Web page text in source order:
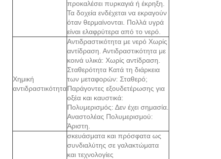
προκαλέσει πυρκαγιά ή έκρηξη.
Τα δοχεία ενδέχεται να εκραγούν
όταν θερμαίνονται. Πολλά υγρά
είναι ελαφρύτερα από το νερό.
Χημική
αντιδραστικότητα
Αντιδραστικότητα με νερό Χωρίς
αντίδραση. Αντιδραστικότητα με
κοινά υλικά: Χωρίς αντίδραση.
Σταθερότητα Κατά τη διάρκεια
των μεταφορών: Σταθερό;
Παράγοντες εξουδετέρωσης για
οξέα και καυστικά:
Πολυμερισμός: Δεν έχει σημασία.
Αναστολέας Πολυμερισμού:
Άριστη.
σκευάσματα και πρόσφατα ως
συνδιαλύτης σε γαλακτώματα
και τεχνολογίες